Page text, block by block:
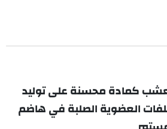
كمادة محسنة على توليد
العضوية الصلبة في هاضم